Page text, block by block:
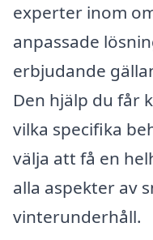
experter inom
anpassade
erbjudande
Den hjälp du får
vilka specifika
välja att få en
alla aspekter av
vinterunderhåll.